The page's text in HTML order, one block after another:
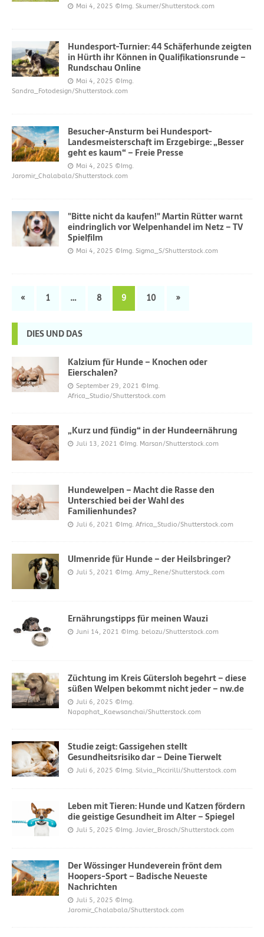
Mai 4, 2025 ©Img. Skumer/Shutterstock.com
Hundesport-Turnier: 44 Schäferhunde zeigten
in Hürth ihr Können in Qualifikationsrunde –
Rundschau Online
Mai 4, 2025 ©Img.
Sandra_Fotodesign/Shutterstock.com
Besucher-Ansturm bei Hundesport-
Landesmeisterschaft im Erzgebirge: „Besser
geht es kaum“ – Freie Presse
Mai 4, 2025 ©Img.
Jaromir_Chalabala/Shutterstock.com
"Bitte nicht da kaufen!" Martin Rütter warnt
eindringlich vor Welpenhandel im Netz – TV
Spielfilm
Mai 4, 2025 ©Img. Sigma_S/Shutterstock.com
« 1 … 8 9 10 »
DIES UND DAS
Kalzium für Hunde – Knochen oder
Eierschalen?
September 29, 2021 ©Img.
Africa_Studio/Shutterstock.com
„Kurz und fündig“ in der Hundeernährung
Juli 13, 2021 ©Img. Marsan/Shutterstock.com
Hundewelpen – Macht die Rasse den
Unterschied bei der Wahl des
Familienhundes?
Juli 6, 2021 ©Img. Africa_Studio/Shutterstock.com
Ulmenride für Hunde – der Heilsbringer?
Juli 5, 2021 ©Img. Amy_Rene/Shutterstock.com
Ernährungstipps für meinen Wauzi
Juni 14, 2021 ©Img. belozu/Shutterstock.com
Züchtung im Kreis Gütersloh begehrt – diese
süßen Welpen bekommt nicht jeder – nw.de
Juli 6, 2025 ©Img.
Napaphat_Kaewsanchai/Shutterstock.com
Studie zeigt: Gassigehen stellt
Gesundheitsrisiko dar – Deine Tierwelt
Juli 6, 2025 ©Img. Silvia_Piccirilli/Shutterstock.com
Leben mit Tieren: Hunde und Katzen fördern
die geistige Gesundheit im Alter – Spiegel
Juli 5, 2025 ©Img. Javier_Brosch/Shutterstock.com
Der Wössinger Hundeverein frönt dem
Hoopers-Sport – Badische Neueste
Nachrichten
Juli 5, 2025 ©Img.
Jaromir_Chalabala/Shutterstock.com